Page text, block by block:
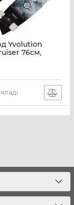
Yvolution
76см,